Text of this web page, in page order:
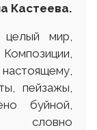
Кастеева.
целый мир,
пейзажы,
буйной,
словно